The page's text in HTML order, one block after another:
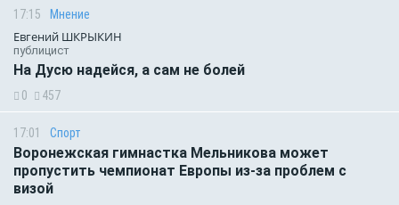
17:15 Мнение
Евгений ШКРЫКИН
публицист
На Дусю надейся, а сам не болей
0 457
17:01 Спорт
Воронежская гимнастка Мельникова может
пропустить чемпионат Европы из-за проблем с
визой